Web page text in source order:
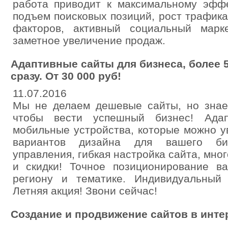
работа приводит к максимальному
подъем поисковых позиций, рост
факторов, активный социальный
заметное увеличение продаж.
Адаптивные сайты для бизнеса, более
сразу. От 30 000 руб!
11.07.2016
Мы не делаем дешевые сайты, но
чтобы вести успешный бизнес!
мобильные устройства, которые можно
вариантов дизайна для вашего
управления, гибкая настройка сайта,
и скидки! Точное позиционирование
региону и тематике.
Летняя акция! Звони сейчас!
Создание и продвижение сайтов в